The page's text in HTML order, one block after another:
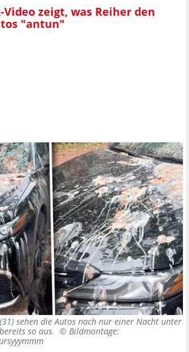
zeigt, was Reiher den
"antun"
sehen die Autos nach nur einer Nacht unter
so aus. © Bildmontage: